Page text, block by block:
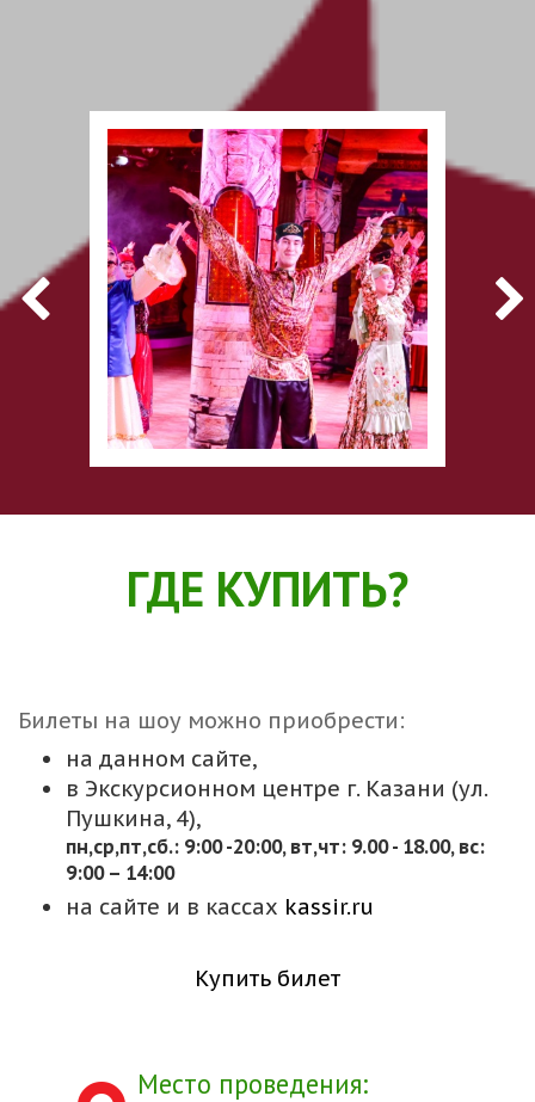
ГДЕ КУПИТЬ?
Билеты на шоу можно приобрести:
на данном сайте,
в Экскурсионном центре г. Казани (ул.
Пушкина, 4),
пн,cр,пт,сб.: 9:00 -20:00, вт,чт: 9.00 - 18.00, вс:
9:00 – 14:00
на сайте и в кассах kassir.ru
Купить билет
Место проведения: